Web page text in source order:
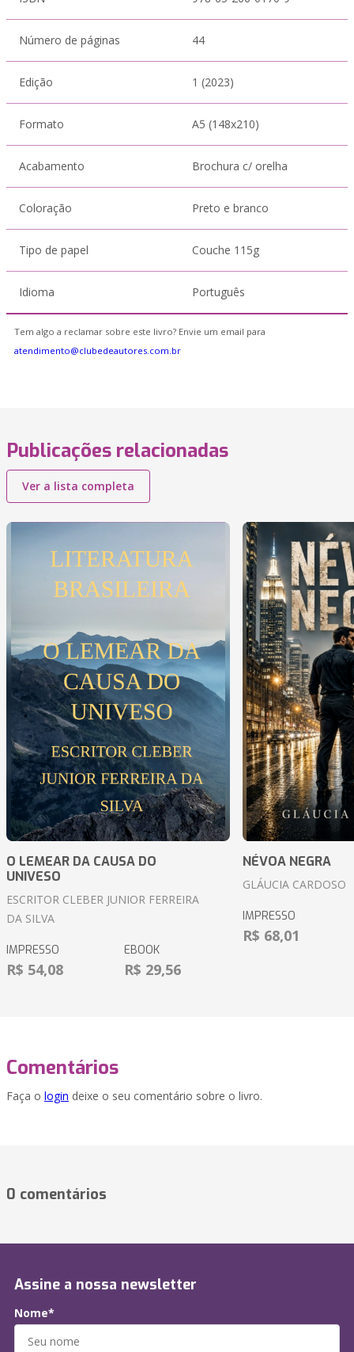
Número de páginas 44
Edição 1 (2023)
Formato A5 (148x210)
Acabamento Brochura c/ orelha
Coloração Preto e branco
Tipo de papel Couche 115g
Idioma Português
Tem algo a reclamar sobre este livro? Envie um email para
atendimento@clubedeautores.com.br
Publicações relacionadas
Ver a lista completa
O LEMEAR DA CAUSA DO
UNIVESO
ESCRITOR CLEBER JUNIOR FERREIRA
DA SILVA
IMPRESSO
R$ 54,08
EBOOK
R$ 29,56
NÉVOA NEGRA
GLÁUCIA CARDOSO
IMPRESSO
R$ 68,01
Comentários
Faça o login deixe o seu comentário sobre o livro.
0 comentários
Assine a nossa newsletter
Nome*